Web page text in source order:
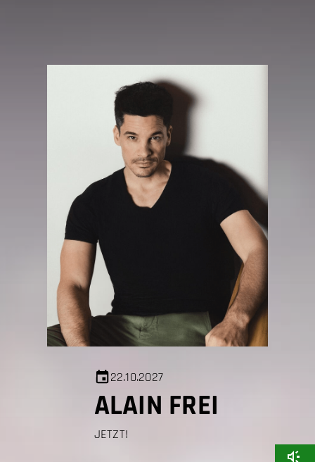
22.10.2027
ALAIN FREI
JETZT!